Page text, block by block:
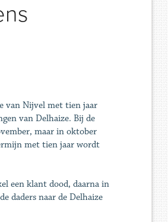
van Nijvel met tien jaar
van Delhaize. Bij de
maar in oktober
met tien jaar wordt
een klant dood, daarna in
daders naar de Delhaize